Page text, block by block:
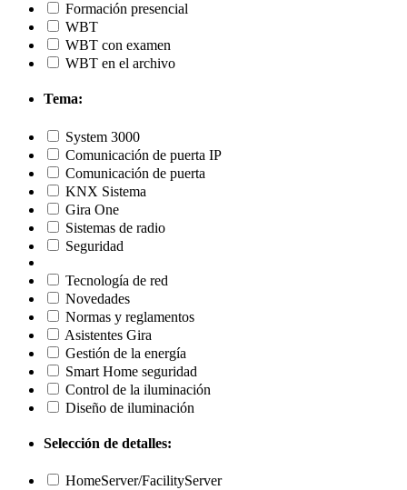
Formación presencial
WBT
WBT con examen
WBT en el archivo
Tema:
System 3000
Comunicación de puerta IP
Comunicación de puerta
KNX Sistema
Gira One
Sistemas de radio
Seguridad
Tecnología de red
Novedades
Normas y reglamentos
Asistentes Gira
Gestión de la energía
Smart Home seguridad
Control de la iluminación
Diseño de iluminación
Selección de detalles:
HomeServer/FacilityServer